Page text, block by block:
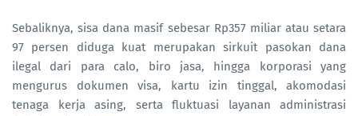
Sebaliknya, sisa dana masif sebesar Rp357 miliar atau setara
97 persen diduga kuat merupakan sirkuit pasokan dana
ilegal dari para calo, biro jasa, hingga korporasi yang
mengurus dokumen visa, kartu izin tinggal, akomodasi
tenaga kerja asing, serta fluktuasi layanan administrasi